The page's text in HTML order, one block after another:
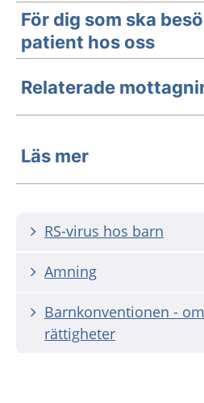
För dig som ska
patient hos oss
Relaterade
Läs mer
RS-virus hos barn
Amning
Barnkonventionen -
rättigheter